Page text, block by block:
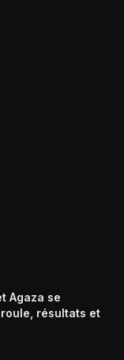
Agaza se
résultats et